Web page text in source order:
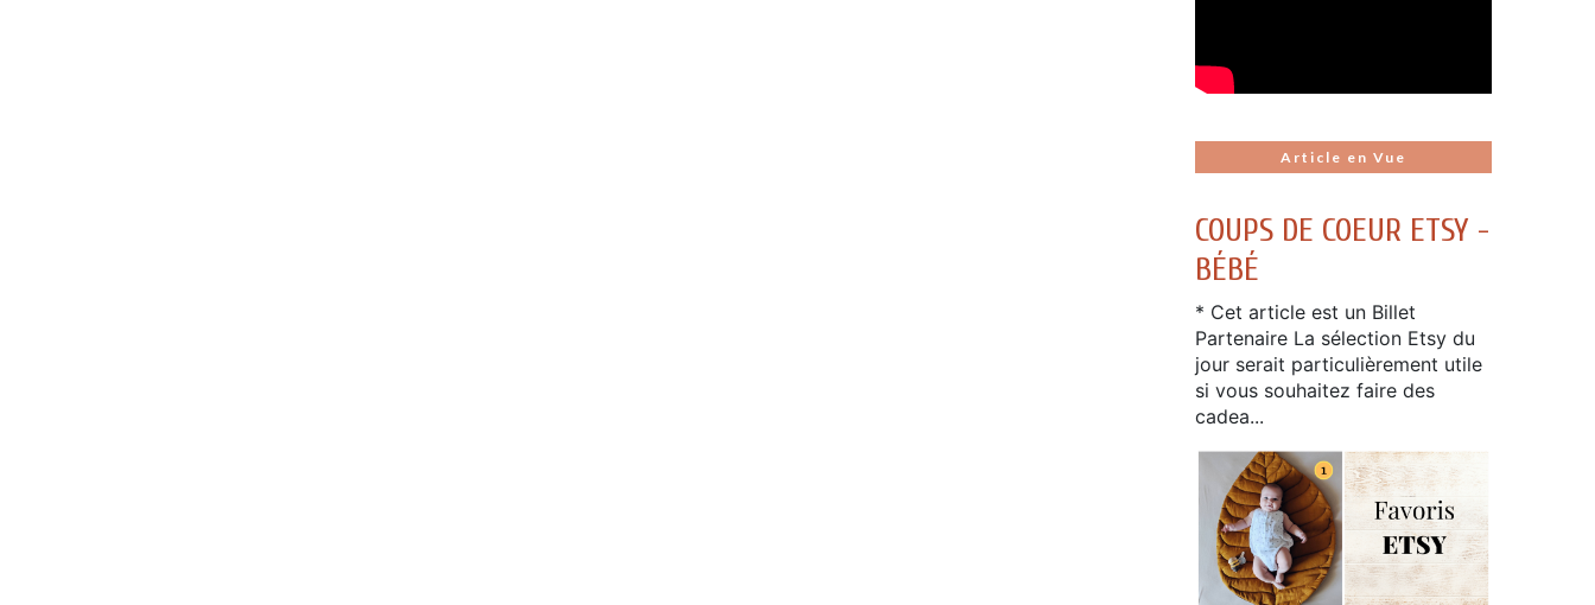
Article en Vue
COUPS DE COEUR ETSY -
BÉBÉ
* Cet article est un Billet
Partenaire La sélection Etsy du
jour serait particulièrement utile
si vous souhaitez faire des
cadea...